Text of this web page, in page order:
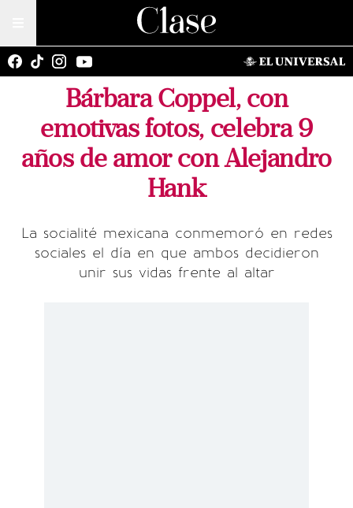
Bárbara Coppel, con
emotivas fotos, celebra 9
años de amor con Alejandro
Hank
La socialité mexicana conmemoró en redes
sociales el día en que ambos decidieron
unir sus vidas frente al altar